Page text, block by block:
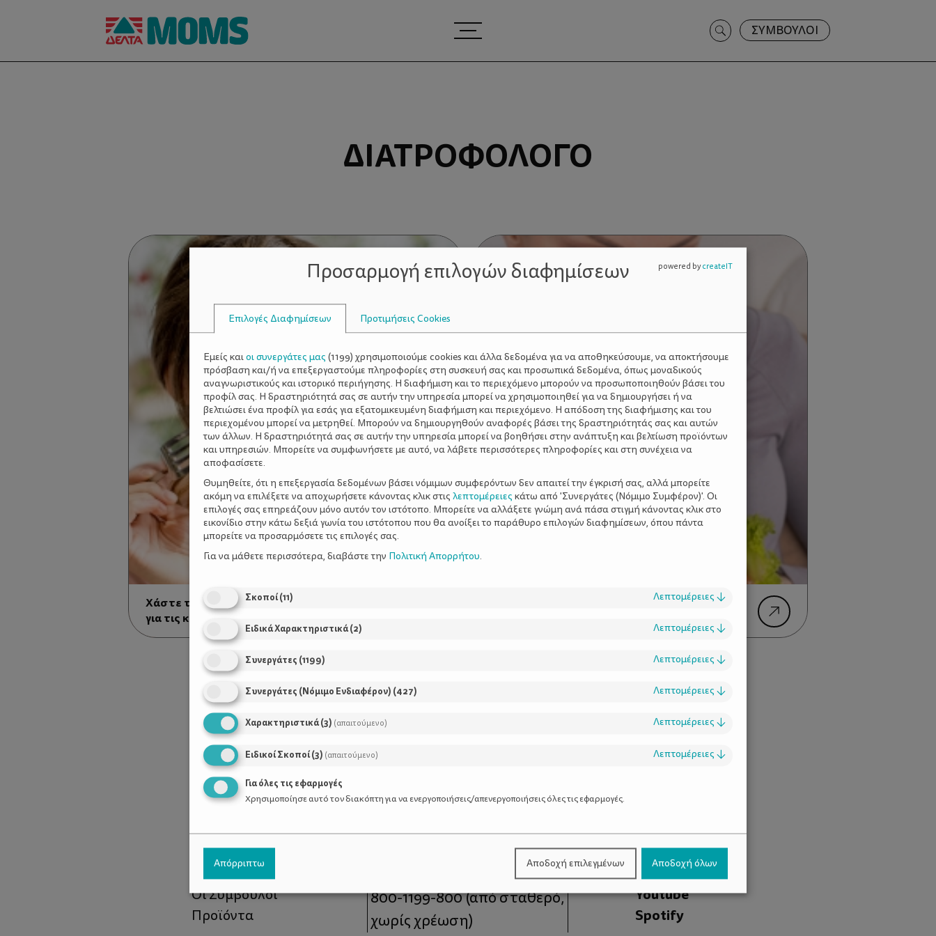
Search
for:
ΣΥΜΒΟΥΛΟΙ
ΔΙΑΤΡΟΦΟΛΌΓΟ
Χάστε τα «πασχαλινά» κιλά - 11 συμβουλές
για τις καθημερινές σας συνήθειες
Χρήσιμοι Σύνδεσμοι
Τι είναι το ΔΕΛΤΑ moms
Οι Σύμβουλοι
Προϊόντα
Τηλέφωνο Επικοινωνίας:
800-1199-800(από σταθερό,
χωρίς χρέωση)
Facebook
Instagram
Youtube
Spotify
Προσαρμογή επιλογών διαφημίσεων
Επιλογές Διαφημίσεων Προτιμήσεις Cookies
Εμείς καιοι συνεργάτες μας (1199) χρησιμοποιούμε cookies και άλλα δεδομένα για να αποθηκεύσουμε, να αποκτήσουμε
πρόσβαση και/ή να επεξεργαστούμε πληροφορίες στη συσκευή σας και προσωπικά δεδομένα, όπως μοναδικούς
αναγνωριστικούς και ιστορικό περιήγησης. Η διαφήμιση και το περιεχόμενο μπορούν να προσωποποιηθούν βάσει του
προφίλ σας. Η δραστηριότητά σας σε αυτήν την υπηρεσία μπορεί να χρησιμοποιηθεί για να δημιουργήσει ή να
βελτιώσει ένα προφίλ για εσάς για εξατομικευμένη διαφήμιση και περιεχόμενο. Η απόδοση της διαφήμισης και του
περιεχομένου μπορεί να μετρηθεί. Μπορούν να δημιουργηθούν αναφορές βάσει της δραστηριότητάς σας και αυτών
των άλλων. Η δραστηριότητά σας σε αυτήν την υπηρεσία μπορεί να βοηθήσει στην ανάπτυξη και βελτίωση προϊόντων
και υπηρεσιών. Μπορείτε να συμφωνήσετε με αυτό, να λάβετε περισσότερες πληροφορίες και στη συνέχεια να
αποφασίσετε.
Θυμηθείτε, ότι η επεξεργασία δεδομένων βάσει νόμιμων συμφερόντων δεν απαιτεί την έγκρισή σας, αλλά μπορείτε
ακόμη να επιλέξετε να αποχωρήσετε κάνοντας κλικ στις λεπτομέρειες κάτω από 'Συνεργάτες (Νόμιμο Συμφέρον)'. Οι
επιλογές σας επηρεάζουν μόνο αυτόν τον ιστότοπο. Μπορείτε να αλλάξετε γνώμη ανά πάσα στιγμή κάνοντας κλικ στο
εικονίδιο στην κάτω δεξιά γωνία του ιστότοπου που θα ανοίξει το παράθυρο επιλογών διαφημίσεων, όπου πάντα
μπορείτε να προσαρμόσετε τις επιλογές σας.
Για να μάθετε περισσότερα, διαβάστε την Πολιτική Απορρήτου.
Σκοποί(11) Λεπτομέρειες ↓
Ειδικά Χαρακτηριστικά(2) Λεπτομέρειες ↓
Συνεργάτες (1199) Λεπτομέρειες ↓
Συνεργάτες (Νόμιμο Ενδιαφέρον) (427) Λεπτομέρειες ↓
Χαρακτηριστικά(3) (απαιτούμενο) Λεπτομέρειες ↓
Ειδικοί Σκοποί(3) (απαιτούμενο) Λεπτομέρειες ↓
Για όλες τις εφαρμογές
Χρησιμοποίησε αυτό τον διακόπτη για να ενεργοποιήσεις/απενεργοποιήσεις όλες τις εφαρμογές.
Απόρριπτω Αποδοχή επιλεγμένων Αποδοχή όλων
powered bycreateIT